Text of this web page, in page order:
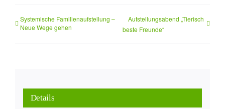
Systemische Familienaufstellung –
Neue Wege gehen
Aufstellungsabend „Tierisch
beste Freunde“
Details